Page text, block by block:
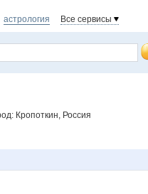
астрология Все сервисы
Кропоткин, Россия